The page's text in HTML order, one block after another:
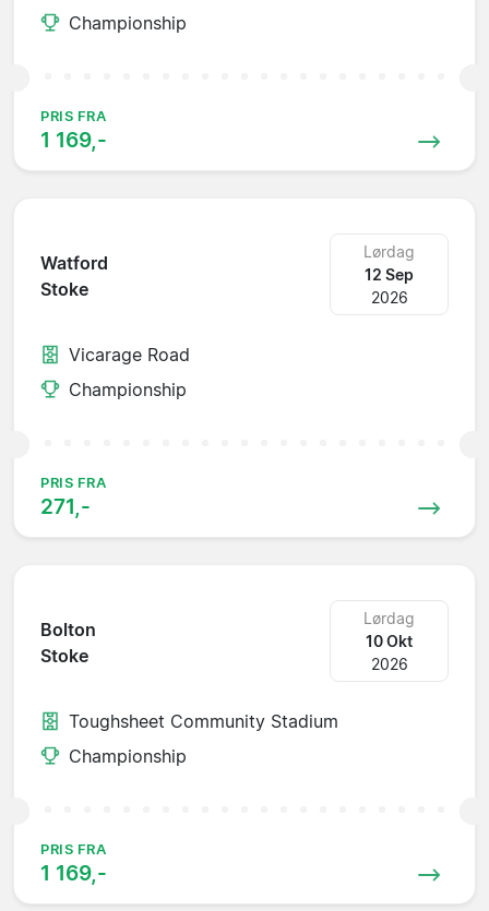
Championship
PRIS FRA
1 169,-
Watford
Stoke
Lørdag
12 Sep
2026
Vicarage Road
Championship
PRIS FRA
271,-
Bolton
Stoke
Lørdag
10 Okt
2026
Toughsheet Community Stadium
Championship
PRIS FRA
1 169,-